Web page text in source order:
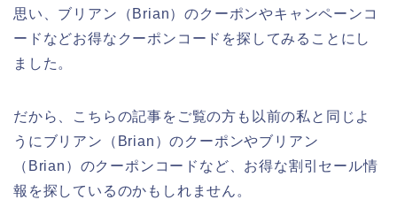
思い、ブリアン（Brian）のクーポンやキャンペーンコ
ードなどお得なクーポンコードを探してみることにし
ました。
だから、こちらの記事をご覧の方も以前の私と同じよ
うにブリアン（Brian）のクーポンやブリアン
（Brian）のクーポンコードなど、お得な割引セール情
報を探しているのかもしれません。